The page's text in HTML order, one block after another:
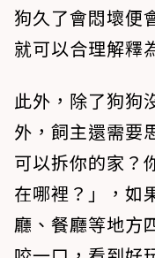
狗久了會悶壞便
就可以合理解釋
此外，除了狗狗
外，飼主還需要
可以拆你的家？
在哪裡？」，如
廳、餐廳等地方